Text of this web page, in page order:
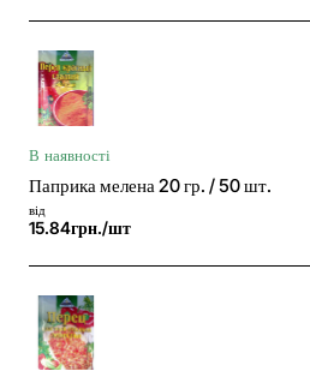
В наявності
Паприка мелена 20 гр. / 50 шт.
від
15.84грн./шт